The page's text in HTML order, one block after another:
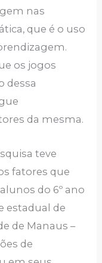
nas
que é o uso
os jogos
dessa
da mesma.
teve
fatores que
do 6º ano
estadual de
de Manaus –
de